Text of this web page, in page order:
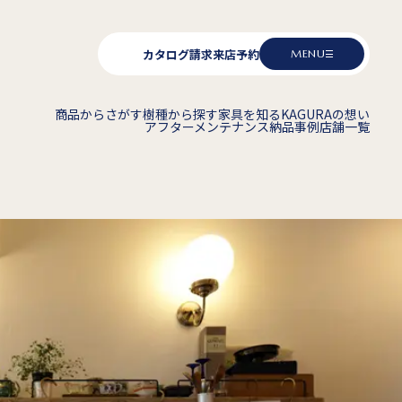
カタログ請求来店予約 MENU
商品からさがす樹種から探す家具を知るKAGURAの想い
アフターメンテナンス納品事例店舗一覧